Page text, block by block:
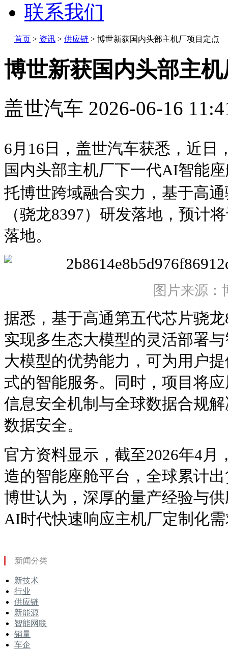
联系我们
首页 > 资讯 > 供应链 > 博世新获国内头部主机厂项目定点
博世新获国内头部主
盖世汽车 2026-06-16
6月16日，盖世汽车获悉，近日
国内头部主机厂下一代AI智能
托博世跨域融合实力，基于高
（骁龙8397）研发落地，预计
落地。
图片来源：
据悉，基于高通第五代芯片骁
实现多生态大模型的灵活部署
大模型的优势能力，可为用户
式的智能服务。同时，项目将
信息安全机制与全球数据合规
数据安全。
官方资料显示，截至2026年4月
造的智能座舱平台，全球累计
博世认为，深厚的量产经验与
AI时代快速响应主机厂定制化
新闻分类
新技术
行业
供应链
新能源
智能网联
销量
车企